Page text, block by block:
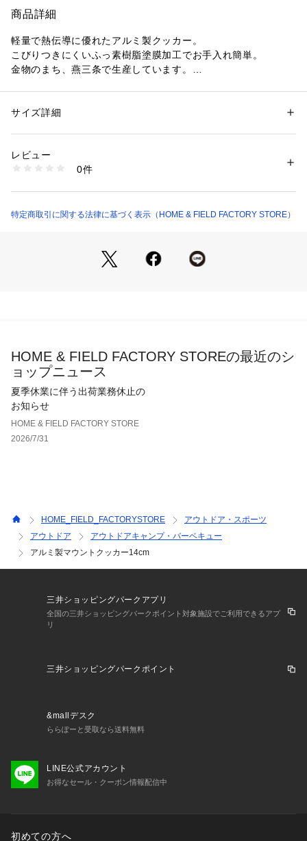
商品詳細
軽量で熱伝導に優れたアルミ製クッカー。
こびりつきにくいふっ素樹脂塗膜加工でお手入れ簡単。
金物のまち、燕三条で生産しています。
性別：レディース
プ・バーベキュー
面：シリコンポリエステル塗装）（底の厚さ1.1mm）、取っ手：ステンレ
ス鋼、収納バッグ：ポリエステル
商品番号：1099400000335 （モール）
サイズ詳細
レビュー
0件
特定商取引に関する法律に基づく表示（HOME & FIELD FACTORY STORE）
HOME & FIELD FACTORY STOREの最近のシ
ョップニュース
夏季休業に伴う出荷業務休止の
お知らせ
HOME & FIELD FACTORY STORE
2026/7/31
HOME_FIELD_FACTORYSTORE
アウトドア・スポーツ
アウトドア
アウトドアキャンプ・バーベキュー
アルミ製マウントクッカー14cm
三井ショッピングパークアプリ
全国の三井ショッピングパークポイント対象施設でご利用できるアプ
リ
三井ショッピングパークポイント
&mallデスク
ららぽーと受取なら送料無料
LINE公式アカウント
お得なセール・クーポン情報配信中
初めての方へ